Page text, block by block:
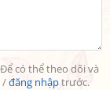
có thể theo dõi và
/đăng nhậptrước.